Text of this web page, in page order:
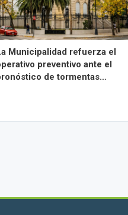
Municipalidad refuerza el
preventivo ante el
de tormentas…